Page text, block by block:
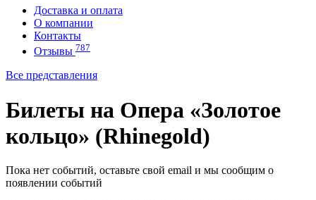
Доставка и оплата
О компании
Контакты
Отзывы 787
Все представления
Билеты на Опера «Золотое
кольцо» (Rhinegold)
Пока нет событий, оставьте свой email и мы сообщим о
появлении событий